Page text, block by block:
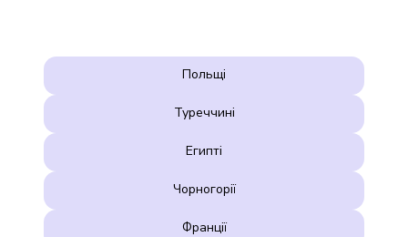
Польщі
Туреччині
Египті
Чорногорії
Франції